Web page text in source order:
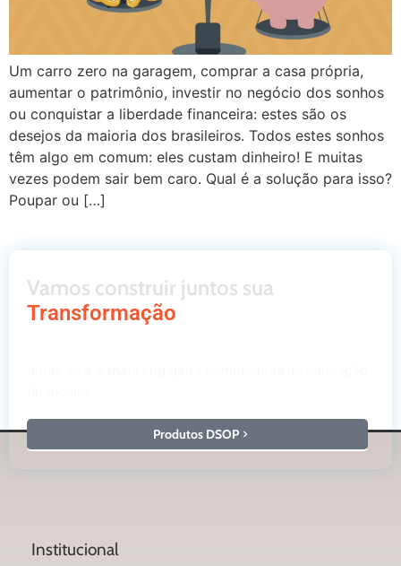
Um carro zero na garagem, comprar a casa própria,
aumentar o patrimônio, investir no negócio dos sonhos
ou conquistar a liberdade financeira: estes são os
desejos da maioria dos brasileiros. Todos estes sonhos
têm algo em comum: eles custam dinheiro! E muitas
vezes podem sair bem caro. Qual é a solução para isso?
Poupar ou […]
Vamos construir juntos sua
Transformação
Produtos DSOP
Institucional